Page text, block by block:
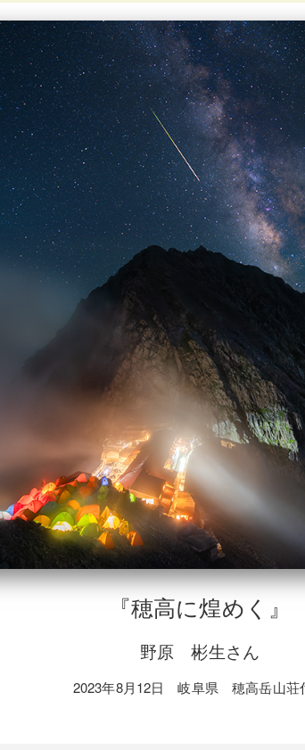
『穂高に煌めく』
野原 彬生さん
2023年8月12日 岐阜県 穂高岳山荘